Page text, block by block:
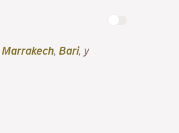
Marrakech Bari, y